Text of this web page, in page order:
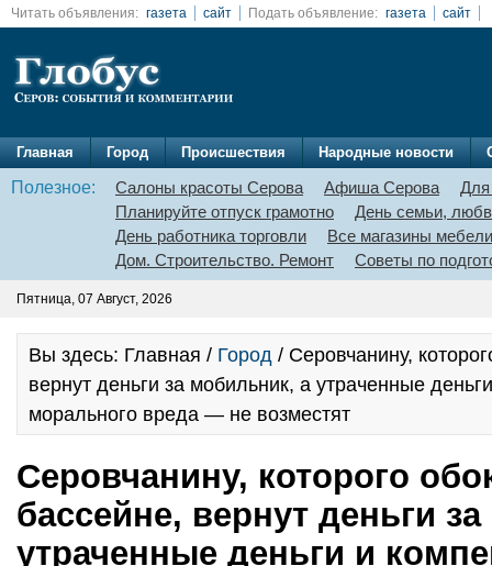
Читать объявления: газета сайт Подать объявление: газета сайт
Главная Город Происшествия Народные новости
Полезное: Салоны красоты Серова Афиша Серова
Для
Планируйте отпуск грамотно
День семьи,
День работника торговли
Все магазины мебели
Дом. Строительство. Ремонт
Советы по
Пятница, 07 Август, 2026
Вы здесь: Главная / Город / Серовчанину,
вернут деньги за мобильник, а утраченные
морального вреда — не возместят
Серовчанину, которого
бассейне, вернут деньги
утраченные деньги и